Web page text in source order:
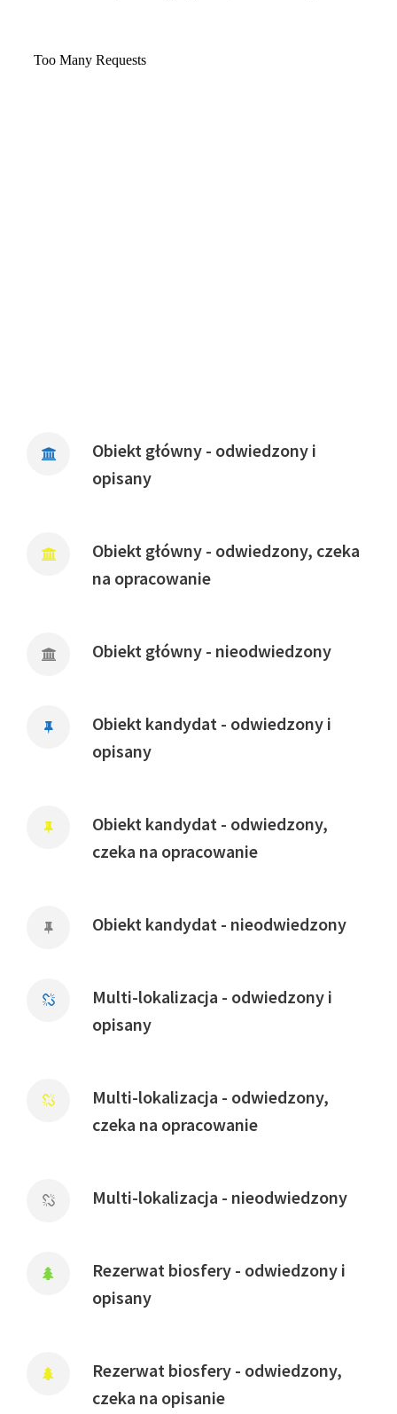
Obiekt główny - odwiedzony i
opisany
Obiekt główny - odwiedzony, czeka
na opracowanie
Obiekt główny - nieodwiedzony
Obiekt kandydat - odwiedzony i
opisany
Obiekt kandydat - odwiedzony,
czeka na opracowanie
Obiekt kandydat - nieodwiedzony
Multi-lokalizacja - odwiedzony i
opisany
Multi-lokalizacja - odwiedzony,
czeka na opracowanie
Multi-lokalizacja - nieodwiedzony
Rezerwat biosfery - odwiedzony i
opisany
Rezerwat biosfery - odwiedzony,
czeka na opisanie